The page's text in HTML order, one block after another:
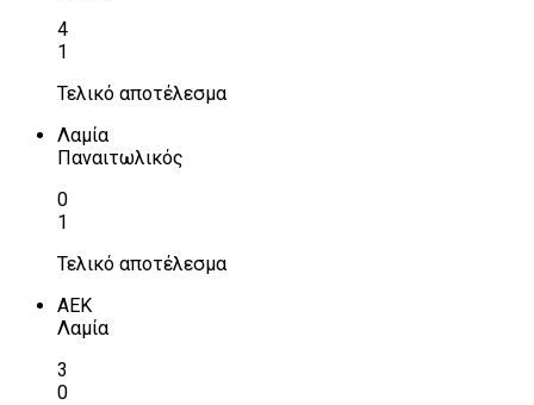
4
1
Τελικό αποτέλεσμα
Λαμία
Παναιτωλικός
0
1
Τελικό αποτέλεσμα
ΑΕΚ
Λαμία
3
0